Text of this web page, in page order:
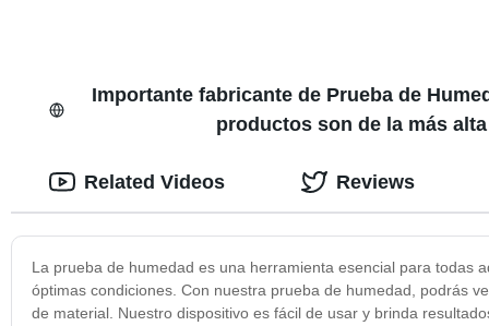
Importante fabricante de Prueba de
productos son de la más
La prueba de humedad es una herramienta esencial para todas
óptimas condiciones. Con nuestra prueba de humedad, podrás
de material. Nuestro dispositivo es fácil de usar y brinda
Related Videos Reviews